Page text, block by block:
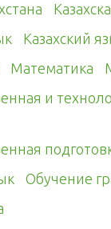
Казахский
Математика
и
Обучение